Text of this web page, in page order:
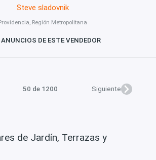
Steve sladovnik
Región Metropolitana
DE ESTE VENDEDOR
50 de 1200 Siguiente
de Jardín, Terrazas y